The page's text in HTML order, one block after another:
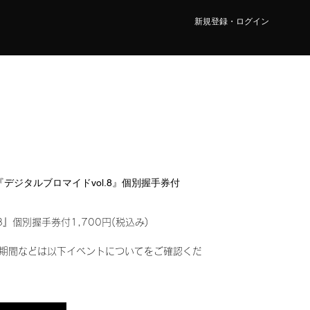
新規登録・ログイン
デジタルブロマイドvol.8』個別握手券付
』個別握手券付1,700円(税込み)
間などは以下イベントについてをご確認くだ